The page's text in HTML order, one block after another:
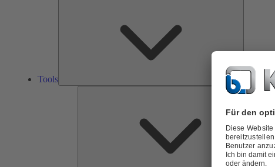
Tools
Über